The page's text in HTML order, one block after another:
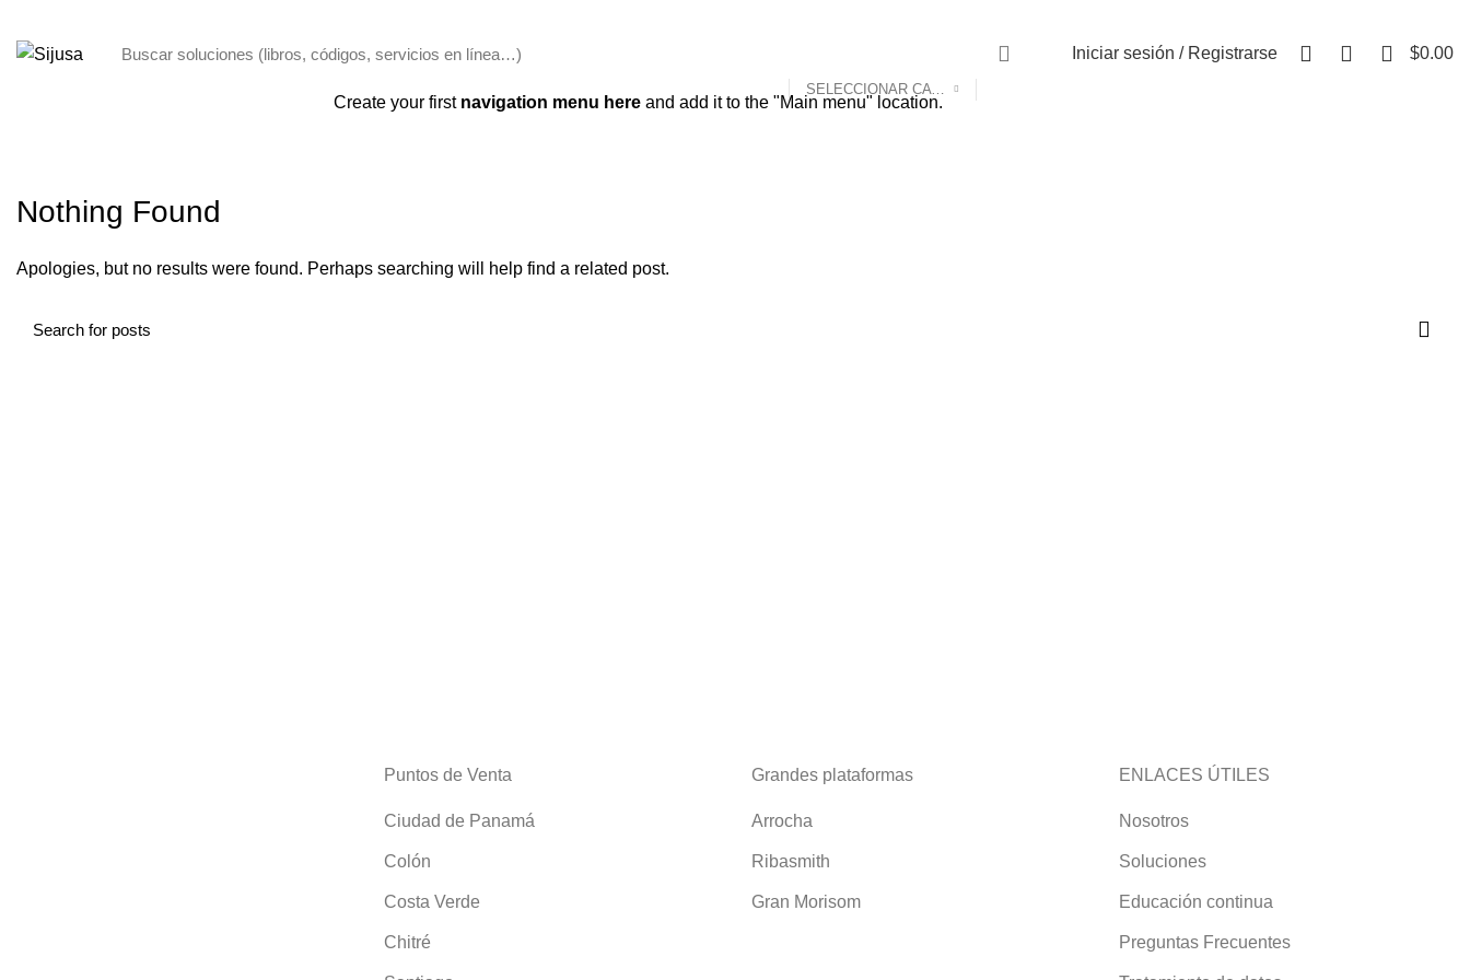
SELECCIONAR CATEGORÍA
Iniciar sesión / Registrarse $0.00
Create your first navigation menu here and add it to the "Main menu" location.
Nothing Found
Apologies, but no results were found. Perhaps searching will help find a related post.
Puntos de Venta
Ciudad de Panamá
Colón
Costa Verde
Chitré
Grandes plataformas
Arrocha
Ribasmith
Gran Morisom
ENLACES ÚTILES
Nosotros
Soluciones
Educación continua
Preguntas Frecuentes